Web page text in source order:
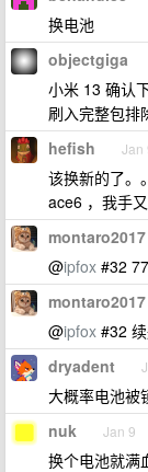
换电池
objectgiga
小米 13 确认
刷入完整包排
hefish Jan
该换新的了。
ace6 ，我手又
montaro2017
@ipfox #32
montaro2017
@ipfox #32
dryadent
大概率电池被
nuk Jan 9
换个电池就满